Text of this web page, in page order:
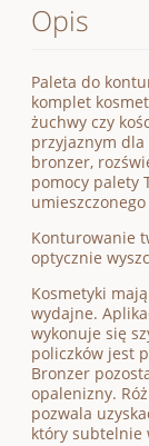
Opis
Paleta do
komplet
żuchwy czy
przyjaznym
bronzer,
pomocy palety
Konturowanie
optycznie
Kosmetyki
wydajne.
wykonuje się
policzków jest
Bronzer
opalenizny.
pozwala
który subtelnie